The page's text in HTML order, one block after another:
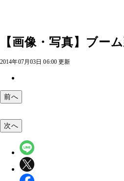
【画像・写真】ブー
2014年07月03日 06:00 更新
前へ
次へ